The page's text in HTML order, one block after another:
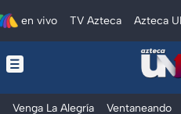
en vivo TV Azteca Azteca
Venga La Alegría Ventaneando